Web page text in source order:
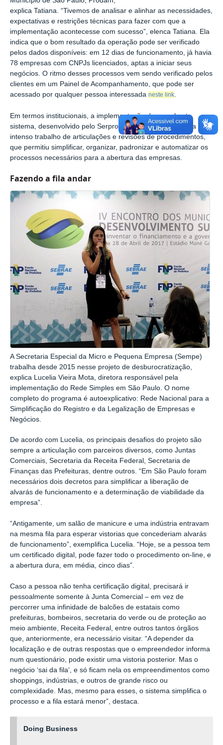
explica Tatiana. “Tivemos de analisar e alinhar as necessidades,
expectativas e restrições técnicas para fazer com que a
implementação acontecesse com sucesso”, elenca Tatiana. Ela
indica que o bom resultado da operação pode ser verificado
pelos dados disponíveis: em 12 dias de funcionamento, já havia
78 empresas com CNPJs licenciados, aptas a iniciar seus
negócios. O ritmo desses processos vem sendo verificado pelos
clientes em um Painel de Acompanhamento, que pode ser
acessado por qualquer pessoa interessada neste link.
Em termos institucionais, a implementação desse robusto
sistema, desenvolvido pelo Serpro, só foi possível devido a um
intenso trabalho de articulações e revisões de procedimentos,
que permitiu simplificar, organizar, padronizar e automatizar os
processos necessários para a abertura das empresas.
Fazendo a fila andar
A Secretaria Especial da Micro e Pequena Empresa (Sempe)
trabalha desde 2015 nesse projeto de desburocratização,
explica Lucelia Vieira Mota, diretora responsável pela
implementação do Rede Simples em São Paulo. O nome
completo do programa é autoexplicativo: Rede Nacional para a
Simplificação do Registro e da Legalização de Empresas e
Negócios.
De acordo com Lucelia, os principais desafios do projeto são
sempre a articulação com parceiros diversos, como Juntas
Comerciais, Secretaria da Receita Federal, Secretaria de
Finanças das Prefeituras, dentre outros. “Em São Paulo foram
necessários dois decretos para simplificar a liberação de
alvarás de funcionamento e a determinação de viabilidade da
empresa”.
“Antigamente, um salão de manicure e uma indústria entravam
na mesma fila para esperar vistorias que concederiam alvarás
de funcionamento”, exemplifica Lucelia. “Hoje, se a pessoa tem
um certificado digital, pode fazer todo o procedimento on-line, e
a abertura dura, em média, cinco dias”.
Caso a pessoa não tenha certificação digital, precisará ir
pessoalmente somente à Junta Comercial – em vez de
percorrer uma infinidade de balcões de estatais como
prefeituras, bombeiros, secretaria do verde ou de proteção ao
meio ambiente, Receita Federal, entre outros tantos órgãos
que, anteriormente, era necessário visitar. “A depender da
localização e de outras respostas que o empreendedor informa
num questionário, pode existir uma vistoria posterior. Mas o
negócio ‘sai da fila‘, e só ficam nela os empreendimentos como
shoppings, indústrias, e outros de grande risco ou
complexidade. Mas, mesmo para esses, o sistema simplifica o
processo e a fila estará menor”, destaca.
Doing Business